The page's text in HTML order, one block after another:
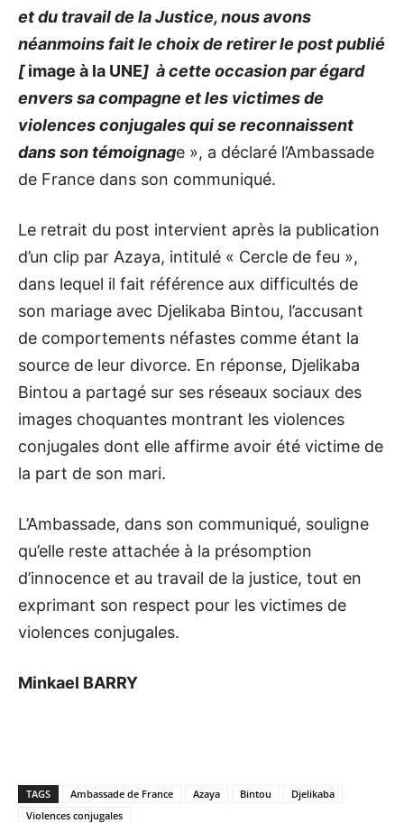
et du travail de la Justice, nous avons
néanmoins fait le choix de retirer le post publié
[image à la UNE] à cette occasion par égard
envers sa compagne et les victimes de
violences conjugales qui se reconnaissent
dans son témoignage », a déclaré l’Ambassade
de France dans son communiqué.
Le retrait du post intervient après la publication
d’un clip par Azaya, intitulé « Cercle de feu »,
dans lequel il fait référence aux difficultés de
son mariage avec Djelikaba Bintou, l’accusant
de comportements néfastes comme étant la
source de leur divorce. En réponse, Djelikaba
Bintou a partagé sur ses réseaux sociaux des
images choquantes montrant les violences
conjugales dont elle affirme avoir été victime de
la part de son mari.
L’Ambassade, dans son communiqué, souligne
qu’elle reste attachée à la présomption
d’innocence et au travail de la justice, tout en
exprimant son respect pour les victimes de
violences conjugales.
Minkael BARRY
TAGS Ambassade de France Azaya Bintou
Djelikaba
Violences conjugales